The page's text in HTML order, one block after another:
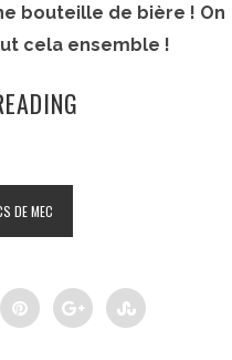
bouteille de bière ! On
cela ensemble !
DE MEC